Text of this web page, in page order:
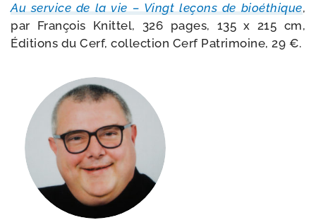
Au ser­vice de la vie – Vingt leçons de bioé­thique,
par François Knittel, 326 pages, 135 x 215 cm,
Éditions du Cerf, col­lec­tion Cerf Patrimoine, 29 €.